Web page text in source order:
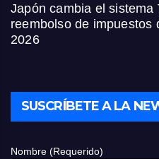
Japón cambia el sistema
reembolso de impuestos
2026
SUSCRÍBETE A LA
Nombre (Requerido)